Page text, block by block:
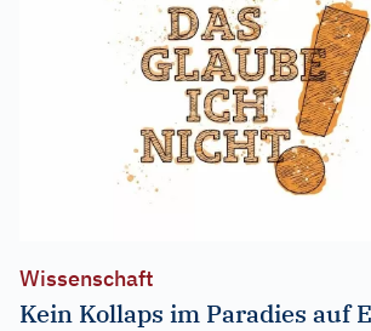
Wissenschaft
Kein Kollaps im Paradies auf